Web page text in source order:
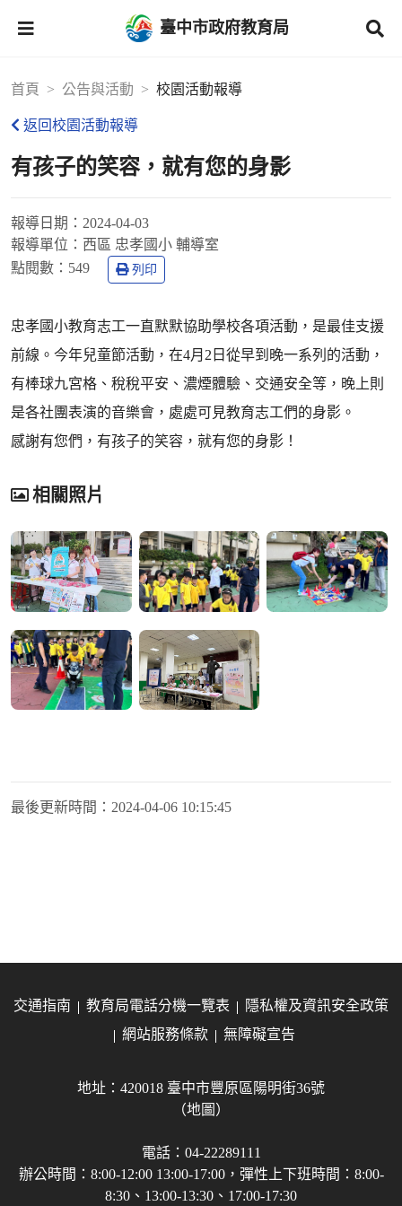
臺中市政府教育局
首頁 公告與活動 校園活動報導
返回校園活動報導
有孩子的笑容，就有您的身影
報導日期： 2024-04-03
報導單位： 西區 忠孝國小 輔導室
點閱數： 549 列印
忠孝國小教育志工一直默默協助學校各項活動，是最佳支援
前線。今年兒童節活動，在4月2日從早到晚一系列的活動，
有棒球九宮格、稅稅平安、濃煙體驗、交通安全等，晚上則
是各社團表演的音樂會，處處可見教育志工們的身影。
感謝有您們，有孩子的笑容，就有您的身影！
相關照片
最後更新時間： 2024-04-06 10:15:45
交通指南 教育局電話分機一覽表
隱私權及資訊安全政策
網站服務條款
無障礙宣告
地址：420018 臺中市豐原區陽明街36號
（地圖）
電話：04-22289111
辦公時間：8:00-12:00 13:00-17:00，彈性上下班時間：8:00-
8:30、13:00-13:30、17:00-17:30